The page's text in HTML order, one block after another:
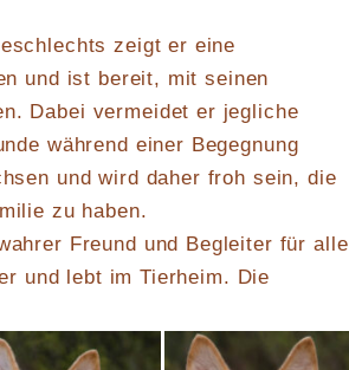
zeigt er eine
und ist bereit, mit seinen
Dabei vermeidet er jegliche
während einer Begegnung
und wird daher froh sein, die
zu haben.
Freund und Begleiter für alle
und lebt im Tierheim. Die